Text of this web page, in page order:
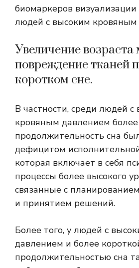
биомаркеров визуализации
людей с высоким кровяным
Увеличение возраста
повреждение тканей
коротком сне.
В частности, среди людей с
кровяным давлением более
продолжительность сна
дефицитом
которая включает в себя
процессы более высокого
связанные с
и принятием решений.
Более того, у людей с
давлением и более
продолжительностью сна